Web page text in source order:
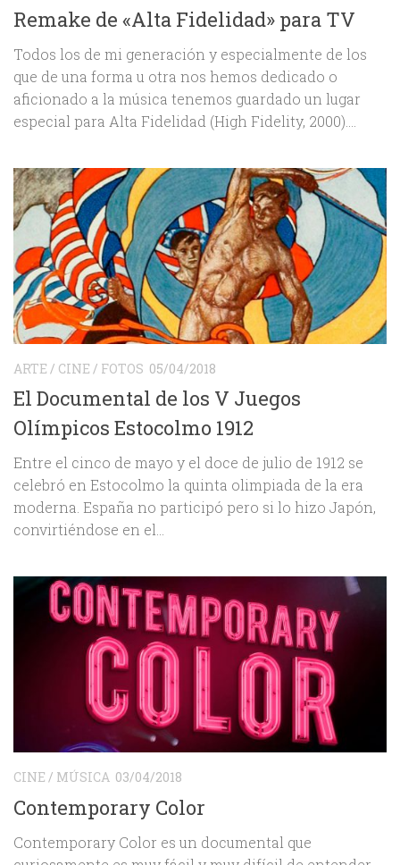
Remake de «Alta Fidelidad» para TV
Todos los de mi generación y especialmente de los
que de una forma u otra nos hemos dedicado o
aficionado a la música tenemos guardado un lugar
especial para Alta Fidelidad (High Fidelity, 2000)....
ARTE / CINE / FOTOS 05/04/2018
El Documental de los V Juegos
Olímpicos Estocolmo 1912
Entre el cinco de mayo y el doce de julio de 1912 se
celebró en Estocolmo la quinta olimpiada de la era
moderna. España no participó pero si lo hizo Japón,
convirtiéndose en el...
CINE / MÚSICA 03/04/2018
Contemporary Color
Contemporary Color es un documental que